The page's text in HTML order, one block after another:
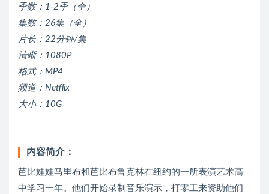
季数：1-2季（全）
集数：26集（全）
片长：22分钟/集
清晰：1080P
格式：MP4
频道：Netflix
大小：10G
内容简介：
芭比娃娃马里布和芭比布鲁克林在纽约的一所表演艺术高
中学习一年。他们开始录制音乐演示，打零工来资助他们